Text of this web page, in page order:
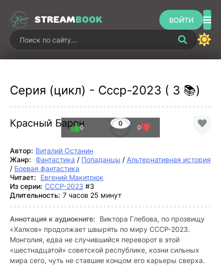
STREAMBOOK ВОЙТИ
Серия (цикл) - Ссср-2023 ( 3 📚)
Красный Барон 0
0 0
Автор: Виталий Останин
Жанр:
Фантастика / Попаданцы / Альтернативная история
/ Боевая фантастика
Читает:
Евгений Макитрюк
Из серии: СССР-2023 #3
Длительность: 7 часов 25 минут
Аннотация к аудиокниге:
Виктора Глебова, по прозвищу
«Халков» продолжает швырять по миру СССР-2023.
Монголия, едва не случившийся переворот в этой
«шестнадцатой» советской республике, козни сильных
мира сего, чуть не ставшие концом его карьеры сверха.